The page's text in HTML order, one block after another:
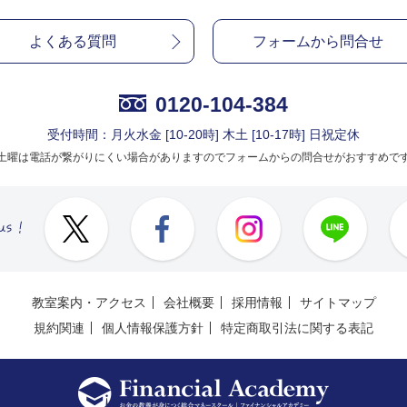
よくある質問 フォームから問合せ
0120-104-384
受付時間：月火水金 [10-20時] 木土 [10-17時] 日祝定休
曜は電話が繋がりにくい場合がありますのでフォームからの問合せがおすすめで
教室案内・アクセス 会社概要 採用情報
サイトマップ
規約関連
個人情報保護方針 特定商取引法に関する表記